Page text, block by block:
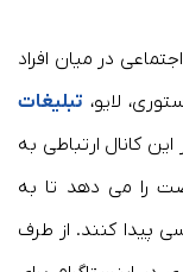
در میان افراد
لایو، تبلیغات
کانال ارتباطی به
را می دهد تا به
پیدا کنند. از طرف